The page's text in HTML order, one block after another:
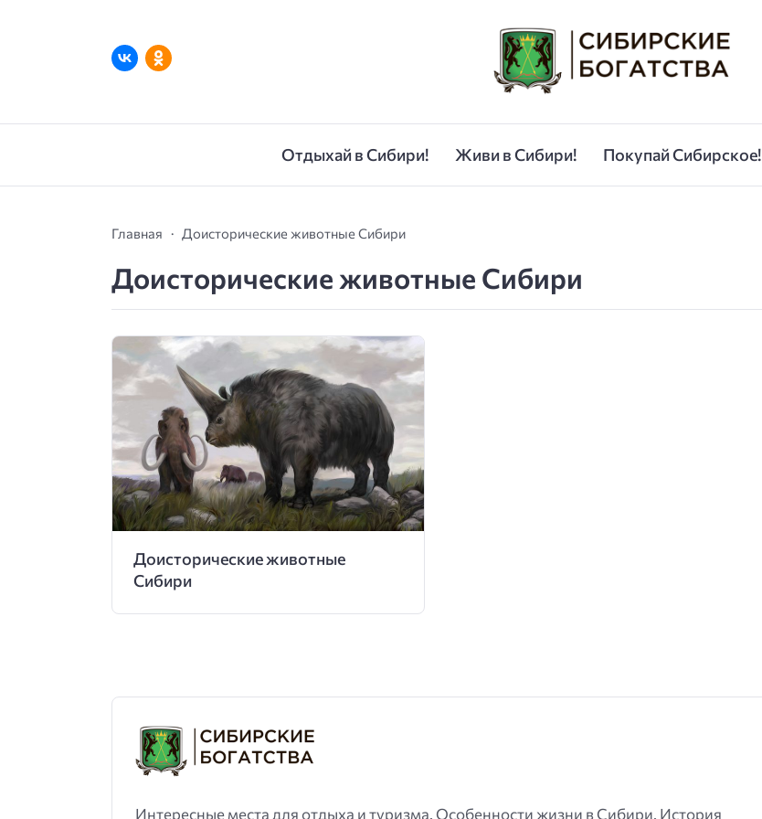
Отдыхай в Сибири! Живи в Сибири! Покупай Сибирское!
Главная Доисторические животные Сибири
Доисторические животные Сибири
Доисторические животные
Сибири
Интересные места для отдыха и туризма. Особенности жизни в Сибири. История